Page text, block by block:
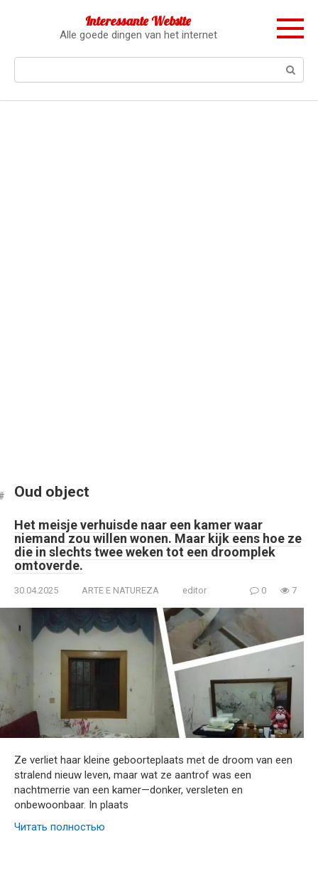
Interessante Website
Alle goede dingen van het internet
Oud object
Het meisje verhuisde naar een kamer waar
niemand zou willen wonen. Maar kijk eens hoe ze
die in slechts twee weken tot een droomplek
omtoverde.
30.04.2025 ARTE E NATUREZA editor 0 7
Ze verliet haar kleine geboorteplaats met de droom van een
stralend nieuw leven, maar wat ze aantrof was een
nachtmerrie van een kamer—donker, versleten en
onbewoonbaar. In plaats
Читать полностью